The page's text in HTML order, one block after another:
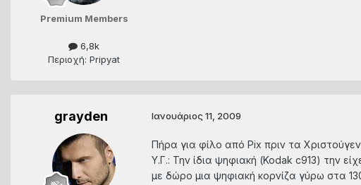
Premium Members
6,8k
Περιοχή: Pripyat
grayden Ιανουάριος 11, 2009
Πήρα για φίλο από Pix πριν τα
Υ.Γ.: Την ίδια ψηφιακή (Kodak c913) την
με δώρο μια ψηφιακή κορνίζα γύρω στα